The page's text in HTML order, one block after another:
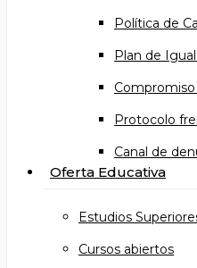
Política de
Plan de
Protocolo
Canal de
Oferta Educativa
Estudios
Cursos abiertos